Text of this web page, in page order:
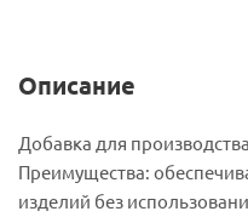
Описание
Добавка для
Преимущества:
изделий без